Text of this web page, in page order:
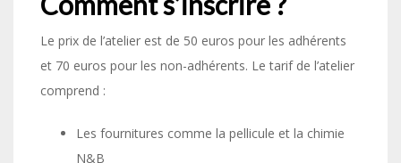
Le prix de l’atelier est de 50 euros pour les adhérents
et 70 euros pour les non-adhérents. Le tarif de l’atelier
comprend :
Les fournitures comme la pellicule et la chimie
N&B